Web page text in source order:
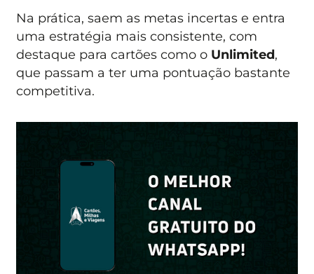
Na prática, saem as metas incertas e entra
uma estratégia mais consistente, com
destaque para cartões como o Unlimited,
que passam a ter uma pontuação bastante
competitiva.